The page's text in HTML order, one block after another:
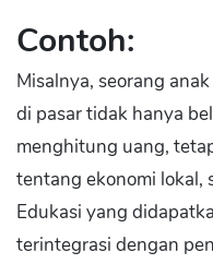
Contoh:
Misalnya, seorang
di pasar tidak hanya
menghitung uang,
tentang ekonomi lokal,
Edukasi yang
terintegrasi dengan